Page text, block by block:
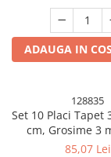
ADAUGA IN COS
128835
Set 10 Placi Tapet
cm, Grosime 3
Rasina, Tip Placi
85,07 Lei